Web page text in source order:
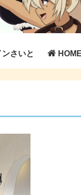
さいと HOME